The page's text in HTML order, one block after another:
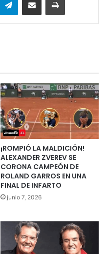
¡ROMPIÓ LA MALDICIÓN!
ALEXANDER ZVEREV SE
CORONA CAMPEÓN DE
ROLAND GARROS EN UNA
FINAL DE INFARTO
junio 7, 2026